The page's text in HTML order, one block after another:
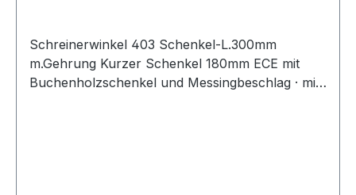
Schreinerwinkel 403 Schenkel-L.300mm
m.Gehrung Kurzer Schenkel 180mm ECE mit
Buchenholzschenkel und Messingbeschlag · mit